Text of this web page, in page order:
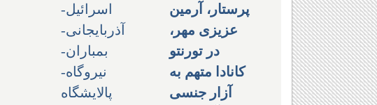
پرستار، آرمین
عزیزی مهر،
در تورنتو
کانادا متهم به
آزار جنسی